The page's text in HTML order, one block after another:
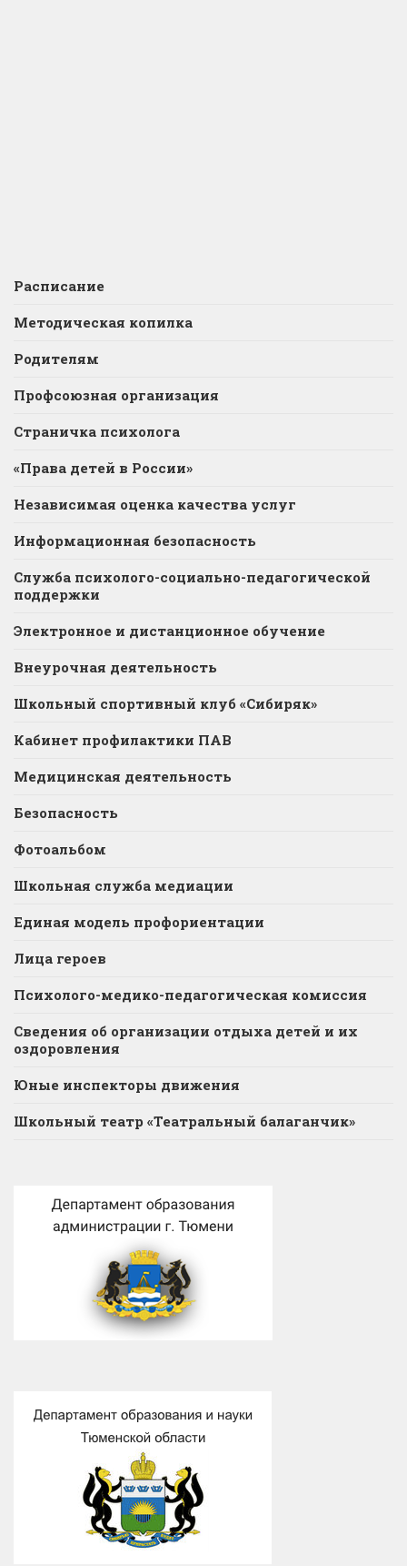
Расписание
Методическая копилка
Родителям
Профсоюзная организация
Страничка психолога
«Права детей в России»
Независимая оценка качества услуг
Информационная безопасность
Служба психолого-социально-педагогической
поддержки
Электронное и дистанционное обучение
Внеурочная деятельность
Школьный спортивный клуб «Сибиряк»
Кабинет профилактики ПАВ
Медицинская деятельность
Безопасность
Фотоальбом
Школьная служба медиации
Единая модель профориентации
Лица героев
Психолого-медико-педагогическая комиссия
Сведения об организации отдыха детей и их
оздоровления
Юные инспекторы движения
Школьный театр «Театральный балаганчик»